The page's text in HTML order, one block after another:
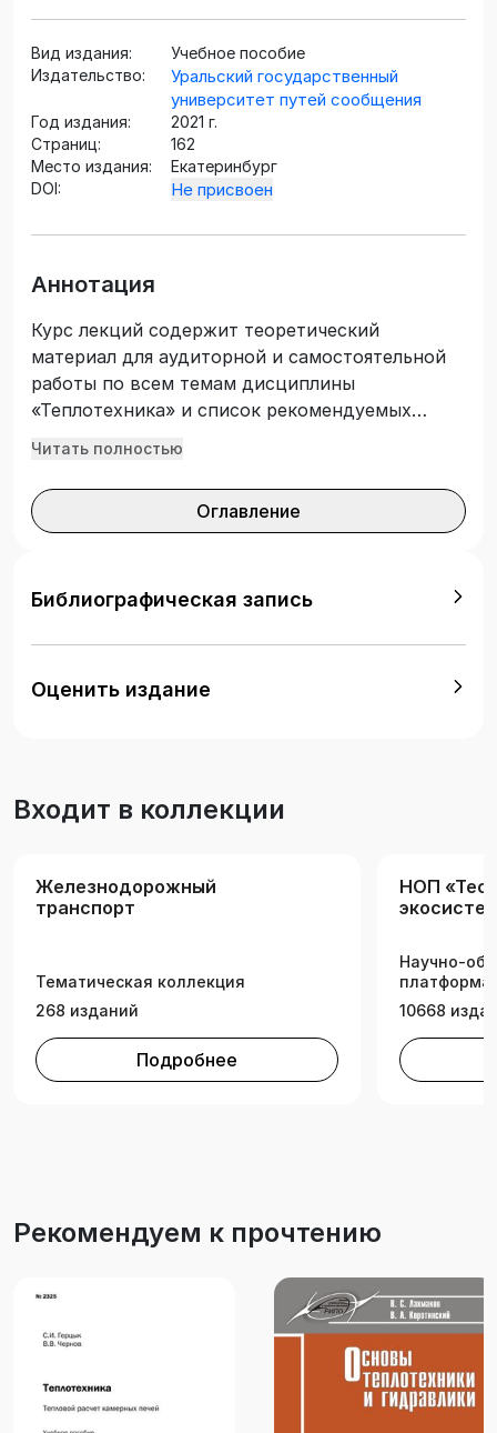
Вид издания:
Учебное пособие
Издательство:
Уральский государственный
университет путей сообщения
Год издания:
2021 г.
Страниц:
162
Место издания:
Екатеринбург
DOI:
Не присвоен
Аннотация
Курс лекций содержит теоретический
материал для аудиторной и самостоятельной
работы по всем темам дисциплины
«Теплотехника» и список рекомендуемых
источников. Рассмотрены основные вопросы
и циклы тепловых машин. Предназначен для
студентов специальности 23.05.03
Читать полностью
Оглавление
Библиографическая запись
Оценить издание
Входит в коллекции
Железнодорожный
транспорт
Тематическая коллекция
268 изданий
Подробнее
НОП
Научно-
платформа
10668
Рекомендуем к прочтению